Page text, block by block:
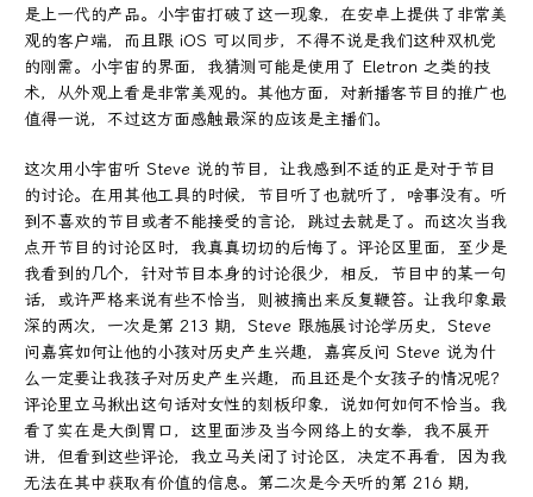
是上一代的产品。小宇宙打破了这一现象，在安卓上提供了非常美
观的客户端，而且跟 iOS 可以同步，不得不说是我们这种双机党
的刚需。小宇宙的界面，我猜测可能是使用了 Eletron 之类的技
术，从外观上看是非常美观的。其他方面，对新播客节目的推广也
值得一说，不过这方面感触最深的应该是主播们。
这次用小宇宙听 Steve 说的节目，让我感到不适的正是对于节目
的讨论。在用其他工具的时候，节目听了也就听了，啥事没有。听
到不喜欢的节目或者不能接受的言论，跳过去就是了。而这次当我
点开节目的讨论区时，我真真切切的后悔了。评论区里面，至少是
我看到的几个，针对节目本身的讨论很少，相反，节目中的某一句
话，或许严格来说有些不恰当，则被摘出来反复鞭笞。让我印象最
深的两次，一次是第 213 期，Steve 跟施展讨论学历史，Steve
问嘉宾如何让他的小孩对历史产生兴趣，嘉宾反问 Steve 说为什
么一定要让我孩子对历史产生兴趣，而且还是个女孩子的情况呢？
评论里立马揪出这句话对女性的刻板印象，说如何如何不恰当。我
看了实在是大倒胃口，这里面涉及当今网络上的女拳，我不展开
讲，但看到这些评论，我立马关闭了讨论区，决定不再看，因为我
无法在其中获取有价值的信息。第二次是今天听的第 216 期，